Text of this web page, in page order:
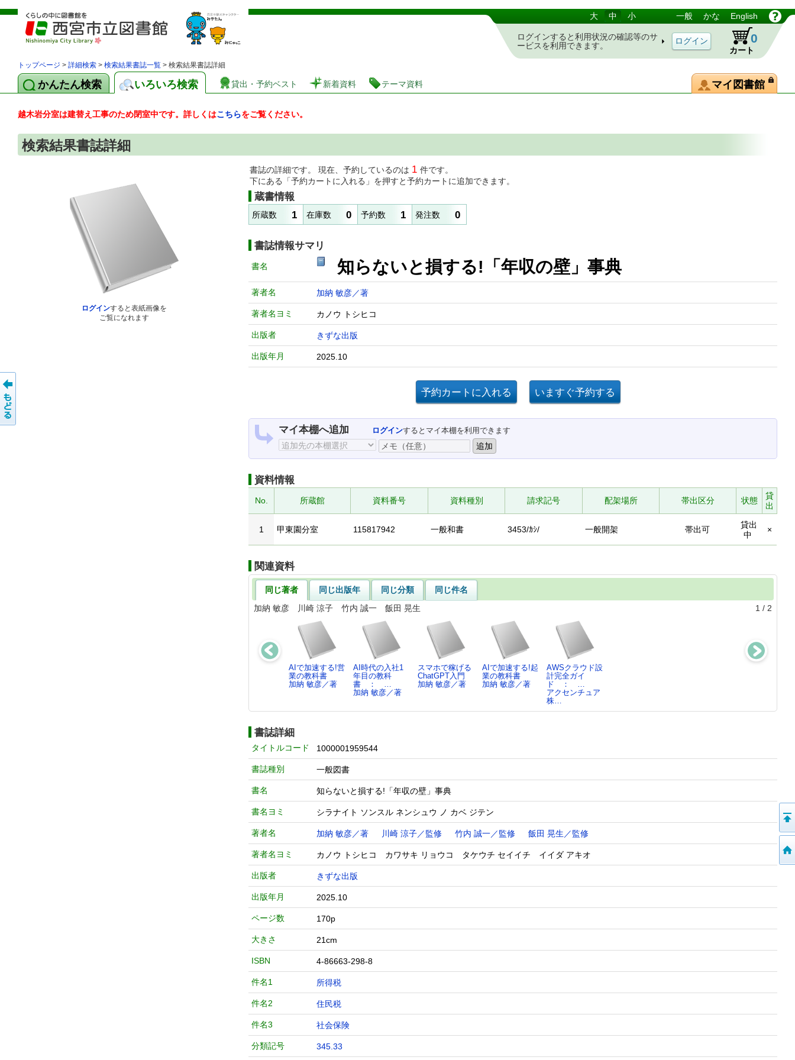
図書館 蔵書検索・予約システム 大 中 小 一般 かな English
ログインすると利用状況の確認等のサ
ービスを利用できます。
カート
0
トップページ > 詳細検索 > 検索結果書誌一覧 > 検索結果書誌詳細
かんたん検索 いろいろ検索 貸出・予約ベスト 新着資料 テーマ資料 マイ図書館
越木岩分室は建替え工事のため閉室中です。詳しくはこちらをご覧ください。
検索結果書誌詳細
ログインすると表紙画像を
ご覧になれます
書誌の詳細です。 現在、予約しているのは 1 件です。
下にある「予約カートに入れる」を押すと予約カートに追加できます。
蔵書情報
所蔵数 1 在庫数 0 予約数 1 発注数 0
書誌情報サマリ
書名 知らないと損する!「年収の壁」事典
著者名 加納 敏彦／著
著者名ヨミ カノウ トシヒコ
出版者 きずな出版
出版年月 2025.10
マイ本棚へ追加 ログインするとマイ本棚を利用できます
資料情報
No. 所蔵館 資料番号 資料種別 請求記号 配架場所 帯出区分 状態
貸
出
1 甲東園分室 115817942 一般和書 3453/ｶｼ/ 一般開架 帯出可
貸出
中
×
関連資料
同じ著者 同じ出版年 同じ分類
同じ件名
加納 敏彦 川崎 涼子 竹内 誠一 飯田 晃生
1 / 2
AIで加速する!営
業の教科書
加納 敏彦／著
AI時代の入社1
年目の教科
書 ： …
加納 敏彦／著
スマホで稼げる
ChatGPT入門
加納 敏彦／著
AIで加速する!起
業の教科書
加納 敏彦／著
AWSクラウド設
計完全ガイ
ド ： …
アクセンチュア
株…
書誌詳細
タイトルコード 1000001959544
書誌種別 一般図書
書名 知らないと損する!「年収の壁」事典
書名ヨミ シラナイト ソンスル ネンシュウ ノ カベ ジテン
著者名 加納 敏彦／著 川崎 涼子／監修 竹内 誠一／監修 飯田 晃生／監修
著者名ヨミ カノウ トシヒコ カワサキ リョウコ タケウチ セイイチ イイダ アキオ
出版者 きずな出版
出版年月 2025.10
ページ数 170p
大きさ 21cm
ISBN 4-86663-298-8
件名1 所得税
件名2 住民税
件名3 社会保険
分類記号 345.33